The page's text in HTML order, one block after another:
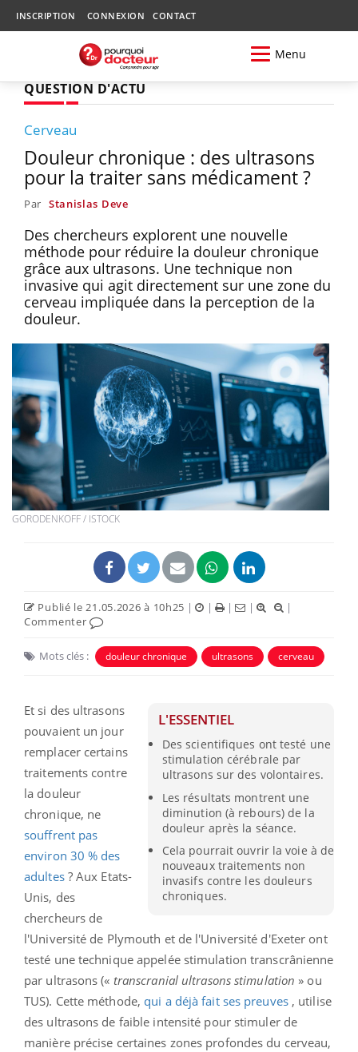
INSCRIPTION CONNEXION CONTACT
Menu
QUESTION D'ACTU
Cerveau
Douleur chronique : des ultrasons
pour la traiter sans médicament ?
Par Stanislas Deve
Des chercheurs explorent une nouvelle
méthode pour réduire la douleur chronique
grâce aux ultrasons. Une technique non
invasive qui agit directement sur une zone du
cerveau impliquée dans la perception de la
douleur.
GORODENKOFF / ISTOCK
Publié le 21.05.2026 à 10h25 | | | |
|
Commenter
Mots clés : douleur chronique ultrasons cerveau
L'ESSENTIEL
Des scientifiques ont testé une
stimulation cérébrale par
ultrasons sur des volontaires.
Les résultats montrent une
diminution (à rebours) de la
douleur après la séance.
Cela pourrait ouvrir la voie à de
nouveaux traitements non
invasifs contre les douleurs
chroniques.
Et si des ultrasons
pouvaient un jour
remplacer certains
traitements contre
la douleur
chronique, ne
souffrent pas
environ 30 % des
adultes? Aux Etats-
Unis, des
chercheurs de
l'Université de Plymouth et de l'Université d'Exeter ont
testé une technique appelée stimulation transcrânienne
par ultrasons (« transcranial ultrasons stimulation » ou
TUS). Cette méthode, qui a déjà fait ses preuves, utilise
des ultrasons de faible intensité pour stimuler de
manière précise certaines zones profondes du cerveau,